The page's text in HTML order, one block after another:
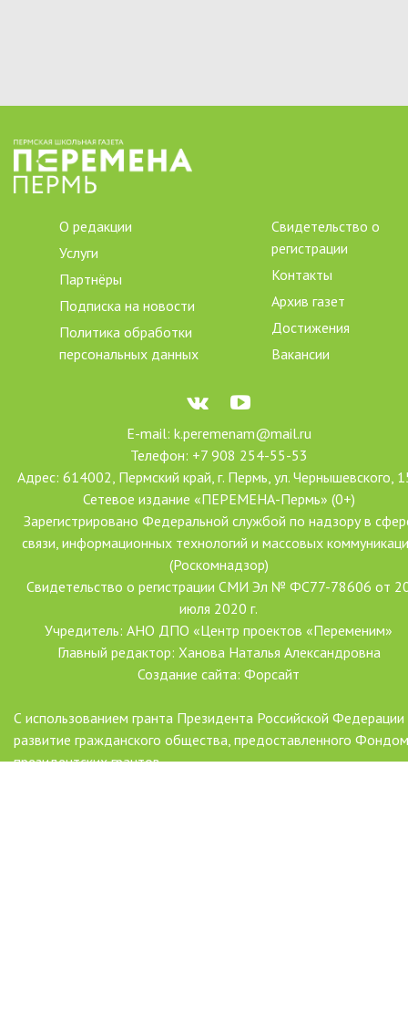
О редакции
Услуги
Партнёры
Подписка на новости
Политика обработки
персональных данных
Свидетельство о
регистрации
Контакты
Архив газет
Достижения
Вакансии
E-mail: k.peremenam@mail.ru
Телефон: +7 908 254-55-53
Адрес: 614002, Пермский край, г. Пермь, ул. Чернышевского,
Сетевое издание «ПЕРЕМЕНА-Пермь» (0+)
Зарегистрировано Федеральной службой по надзору в
связи, информационных технологий и массовых
(Роскомнадзор)
Свидетельство о регистрации СМИ Эл № ФС77-78606 от
июля 2020 г.
Учредитель: АНО ДПО «Центр проектов «Переменим»
Главный редактор: Ханова Наталья Александровна
Создание сайта: Форсайт
С использованием гранта Президента Российской Федерации
развитие гражданского общества, предоставленного Фондом
президентских грантов